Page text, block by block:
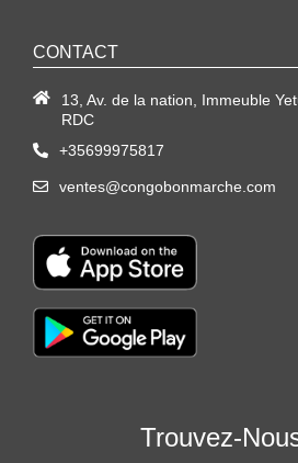
CONTACT
13, Av. de la nation, Immeuble
RDC
+35699975817
ventes@congobonmarche.com
Trouvez-